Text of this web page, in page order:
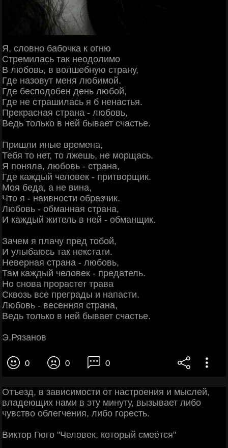
Я, словно бабочка к огню
Стремилась так неодолимо
В любовь, в волшебную страну,
Где назовут меня любимой.
Где бесподобен день любой,
Где не страшилась я б ненастья.
Прекрасная страна - любовь,
Ведь только в ней бывает счастье.
Пришли иные времена,
Тебя то нет, то лжешь, не морщась.
Я поняла, любовь - страна,
Где каждый человек - притворщик.
Моя беда, а не вина,
Что я - наивности образчик.
Любовь - обманная страна,
И каждый житель в ней - обманщик.
Зачем я плачу пред тобой,
И улыбаюсь так некстати.
Неверная страна - любовь,
Там каждый человек - предатель.
Но снова прорастет трава
Сквозь все преграды и напасти.
Любовь - весенняя страна,
Ведь только в ней бывает счастье.
Э.Рязанов
0 0 0
Отъезд, в зависимости от настроения и мыслей,
владеющих нами в эту минуту, вызывает либо
чувство облегчения, либо горесть.
Виктор Гюго "Человек, который смеётся"